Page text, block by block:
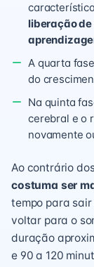
liberação
A quarta
do
Na quinta
cerebral e o
novamente
Ao contrário
costuma ser
tempo para sair
voltar para o
duração
e 90 a 120